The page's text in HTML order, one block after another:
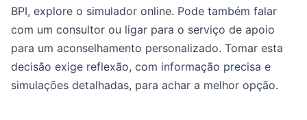
BPI, explore o simulador online. Pode também falar
com um consultor ou ligar para o serviço de apoio
para um aconselhamento personalizado. Tomar esta
decisão exige reflexão, com informação precisa e
simulações detalhadas, para achar a melhor opção.